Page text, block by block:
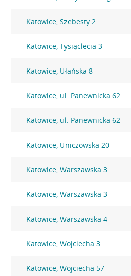
Katowice, Szebesty 2
Katowice, Tysiąclecia 3
Katowice, Ułańska 8
Katowice, ul. Panewnicka 62
Katowice, ul. Panewnicka 62
Katowice, Uniczowska 20
Katowice, Warszawska 3
Katowice, Warszawska 3
Katowice, Warszawska 4
Katowice, Wojciecha 3
Katowice, Wojciecha 57